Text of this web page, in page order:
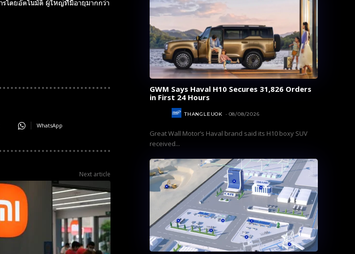
รโดยอัตโนมัติ ผู้ใหญ่ที่มีอายุมากกว่า
WhatsApp
Next article
GWM Says Haval H10 Secures 31,826 Orders
in First 24 Hours
THANGLEUOK - 08/08/2026
Great Wall Motor’s Haval brand said its H10 boxy SUV
received...